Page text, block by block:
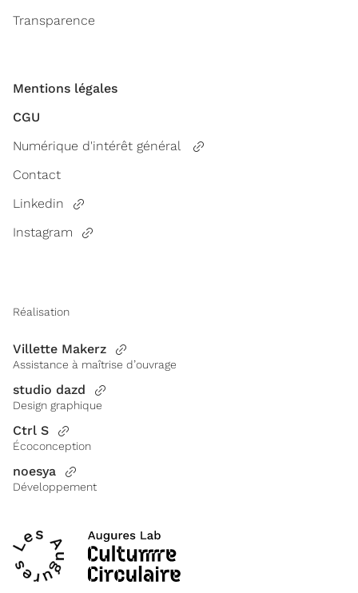
Transparence
Mentions légales
CGU
Numérique d'intérêt général
Contact
Linkedin
Instagram
Réalisation
Villette Makerz
Assistance à maîtrise d’ouvrage
studio dazd
Design graphique
Ctrl S
Écoconception
noesya
Développement